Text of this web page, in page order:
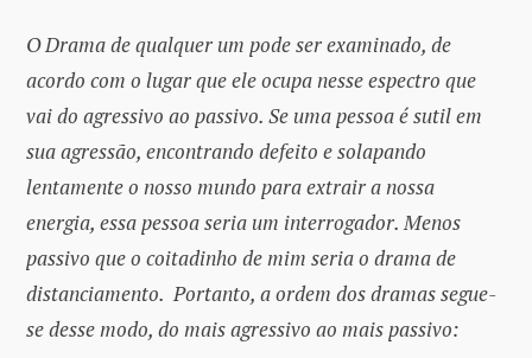
O Drama de qualquer um pode ser examinado, de
acordo com o lugar que ele ocupa nesse espectro que
vai do agressivo ao passivo. Se uma pessoa é sutil em
sua agressão, encontrando defeito e solapando
lentamente o nosso mundo para extrair a nossa
energia, essa pessoa seria um interrogador. Menos
passivo que o coitadinho de mim seria o drama de
distanciamento. Portanto, a ordem dos dramas segue-
se desse modo, do mais agressivo ao mais passivo: